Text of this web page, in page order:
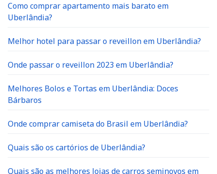
Como comprar apartamento mais barato em
Uberlândia?
Melhor hotel para passar o reveillon em Uberlândia?
Onde passar o reveillon 2023 em Uberlândia?
Melhores Bolos e Tortas em Uberlândia: Doces
Bárbaros
Onde comprar camiseta do Brasil em Uberlândia?
Quais são os cartórios de Uberlândia?
Quais são as melhores lojas de carros seminovos em